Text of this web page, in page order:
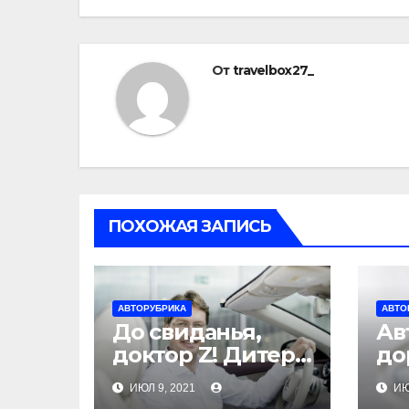
Отtravelbox27_
ПОХОЖАЯ ЗАПИСЬ
АВТОРУБРИКА
До свиданья,
доктор Z! Дитер
Цетше оставит
пост главы
ИЮЛ 9, 2021